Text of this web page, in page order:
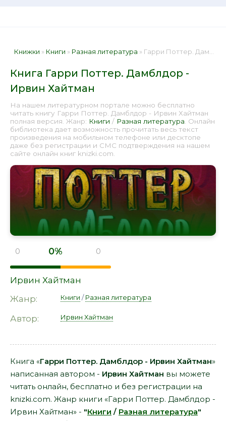
Книжки » Книги » Разная литература » Гарри Поттер. Дамблдор - Ирвин Хайтман 📕 - Книга онлайн бесплатно
Книга Гарри Поттер. Дамблдор -
Ирвин Хайтман
На нашем литературном портале можно бесплатно
читать книгу Гарри Поттер. Дамблдор - Ирвин Хайтман
полная версия. Жанр: Книги / Разная литература . Онлайн
библиотека дает возможность прочитать весь текст
произведения на мобильном телефоне или десктопе
даже без регистрации и СМС подтверждения на нашем
сайте онлайн книг knizki.com.
0 0% 0
Ирвин Хайтман
Жанр:
Книги /Разная литература
Автор: Ирвин Хайтман
Книга «Гарри Поттер. Дамблдор - Ирвин Хайтман»
написанная автором - Ирвин Хайтман вы можете
читать онлайн, бесплатно и без регистрации на
knizki.com. Жанр книги «Гарри Поттер. Дамблдор -
Ирвин Хайтман» - "Книги / Разная литература"